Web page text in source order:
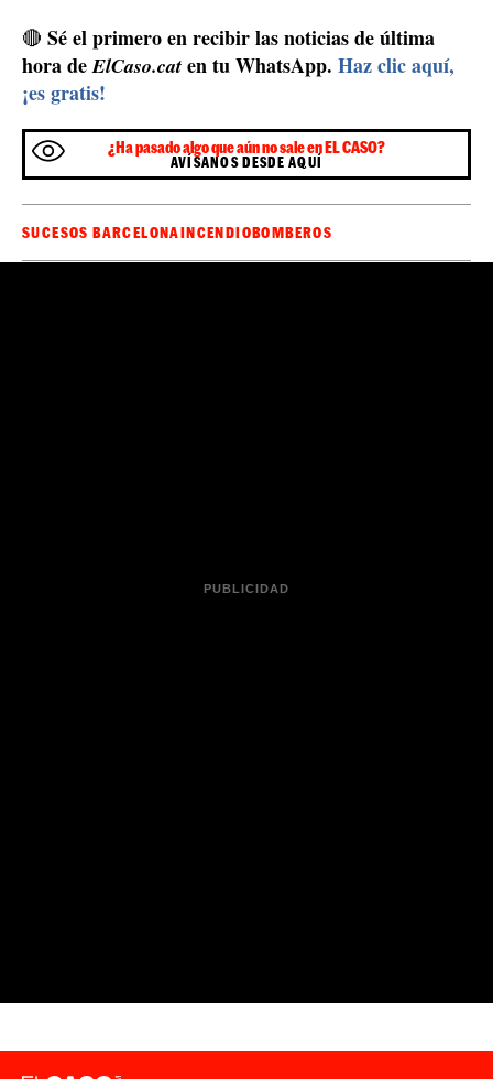
🔴 Sé el primero en recibir las noticias de última
hora deElCaso.cat en tu WhatsApp. Haz clic aquí,
¡es gratis!
¿Ha pasado algo que aún no sale en EL CASO?
AVÍSANOS DESDE AQUÍ
SUCESOS BARCELONAINCENDIOBOMBEROS